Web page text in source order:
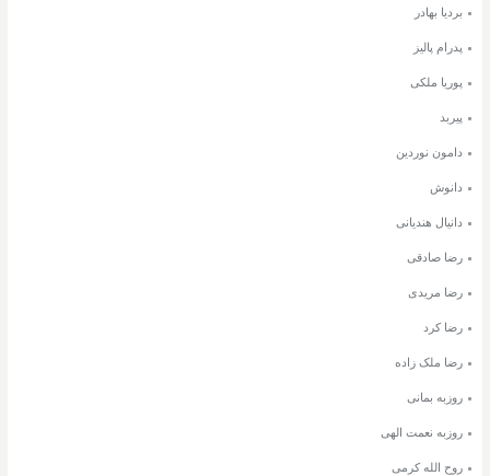
بردیا بهادر
پدرام پالیز
پوریا ملکی
پیربد
دامون نوردین
دانوش
دانیال هندیانی
رضا صادقی
رضا مریدی
رضا کرد
رضا ملک زاده
روزبه بمانی
روزبه نعمت الهی
روح الله کرمی